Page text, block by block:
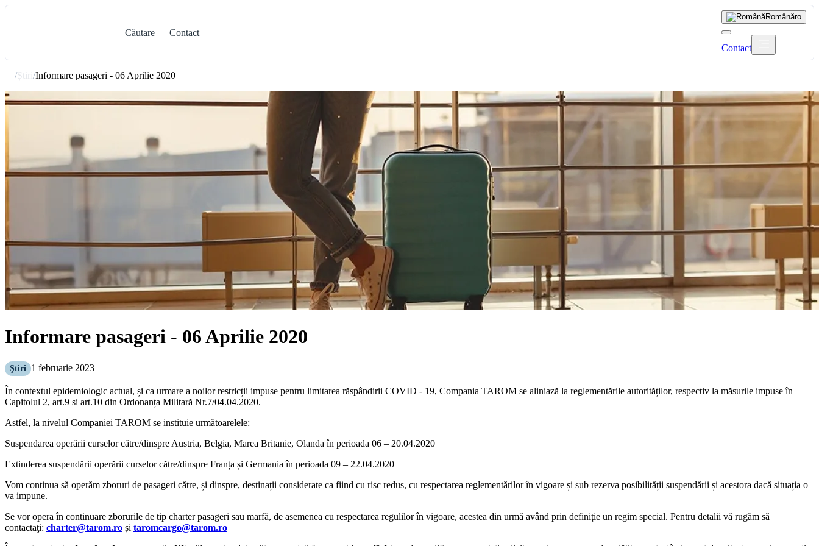
Căutare Contact
Românăro
Contact
/Știri/Informare pasageri - 06 Aprilie 2020
Informare pasageri - 06 Aprilie 2020
Ştiri 1 februarie 2023
În contextul epidemiologic actual, și ca urmare a noilor restricții impuse pentru limitarea răspândirii COVID - 19, Compania TAROM se aliniază la reglementările autorităților, respectiv la măsurile impuse în
Capitolul 2, art.9 si art.10 din Ordonanța Militară Nr.7/04.04.2020.
Astfel, la nivelul Companiei TAROM se instituie următoarelele:
Suspendarea operării curselor către/dinspre Austria, Belgia, Marea Britanie, Olanda în perioada 06 – 20.04.2020
Extinderea suspendării operării curselor către/dinspre Franța și Germania în perioada 09 – 22.04.2020
Vom continua să operăm zboruri de pasageri către, și dinspre, destinații considerate ca fiind cu risc redus, cu respectarea reglementărilor în vigoare și sub rezerva posibilității suspendării și acestora dacă situația o
va impune.
Se vor opera în continuare zborurile de tip charter pasageri sau marfă, de asemenea cu respectarea regulilor în vigoare, acestea din urmă având prin definiție un regim special. Pentru detalii vă rugăm să
contactaţi: charter@tarom.ro și taromcargo@tarom.ro